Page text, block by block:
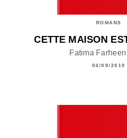
ROMANS
CETTE MAISON
Fatima
04/09/2019